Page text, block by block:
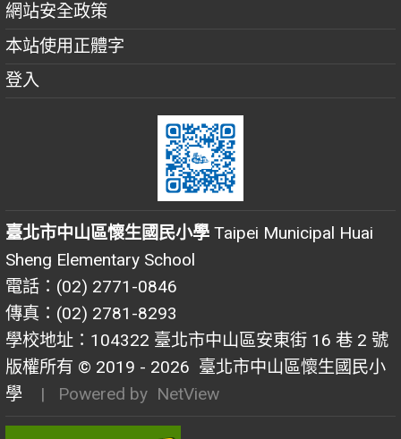
網站安全政策
本站使用正體字
登入
臺北市中山區懷生國民小學 Taipei Municipal Huai
Sheng Elementary School
電話：(02) 2771-0846
傳真：(02) 2781-8293
學校地址：104322 臺北市中山區安東街 16 巷 2 號
版權所有 © 2019 - 2026 臺北市中山區懷生國民小
學
| Powered by NetView